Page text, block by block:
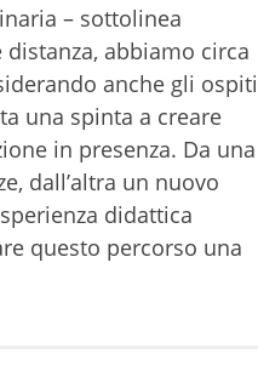
– sottolinea
abbiamo circa
anche gli ospiti
una spinta a creare
in presenza. Da una
dall’altra un nuovo
didattica
questo percorso una